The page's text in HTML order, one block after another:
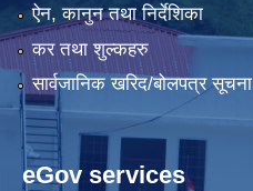
ऐन, कानुन तथा निर्देशिका
कर तथा शुल्कहरु
सार्वजानिक खरिद/बोलपत्र सूचना
eGov services